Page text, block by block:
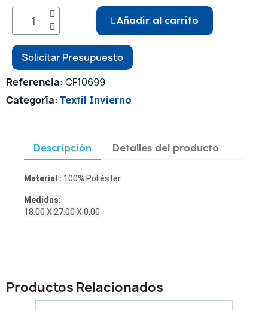
Añadir al carrito
Solicitar Presupuesto
Referencia CF10699
Categoría Textil Invierno
Descripción Detalles del producto
Material : 100% Poliéster
Medidas:
18.00 X 27.00 X 0.00
Productos Relacionados